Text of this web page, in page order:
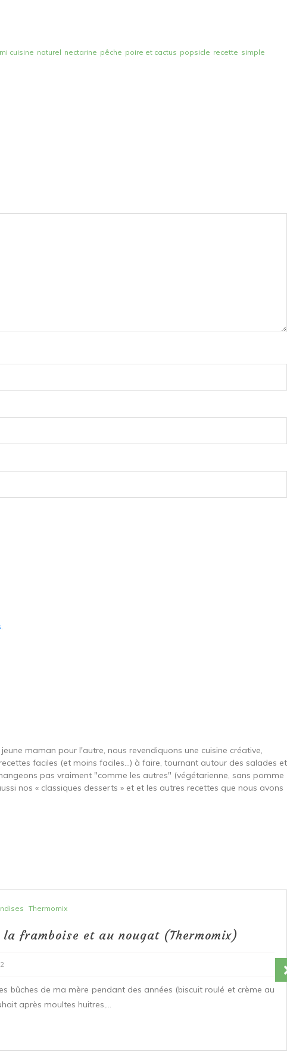
cuisine naturel nectarine pêche poire et cactus popsicle recette simple
.
maman pour l'autre, nous revendiquons une cuisine créative,
faciles (et moins faciles…) à faire, tournant autour des salades et
pas vraiment "comme les autres" (végétarienne, sans pomme
nos « classiques desserts » et et les autres recettes que nous avons
Thermomix
la framboise et au nougat (Thermomix)
bûches de ma mère pendant des années (biscuit roulé et crème au
après moultes huitres,...